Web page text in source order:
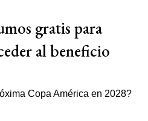
gratis para
al beneficio